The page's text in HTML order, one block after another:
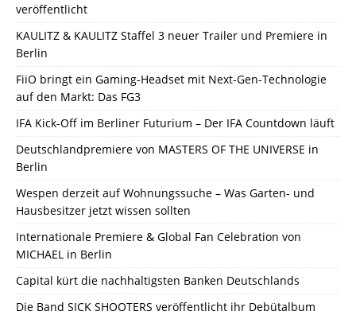
veröffentlicht
KAULITZ & KAULITZ Staffel 3 neuer Trailer und Premiere in
Berlin
FiiO bringt ein Gaming-Headset mit Next-Gen-Technologie
auf den Markt: Das FG3
IFA Kick-Off im Berliner Futurium – Der IFA Countdown läuft
Deutschlandpremiere von MASTERS OF THE UNIVERSE in
Berlin
Wespen derzeit auf Wohnungssuche – Was Garten- und
Hausbesitzer jetzt wissen sollten
Internationale Premiere & Global Fan Celebration von
MICHAEL in Berlin
Capital kürt die nachhaltigsten Banken Deutschlands
Die Band SICK SHOOTERS veröffentlicht ihr Debütalbum